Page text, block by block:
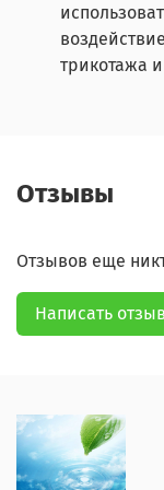
трикотажа
Отзывы
Отзывов еще
Написать отзыв